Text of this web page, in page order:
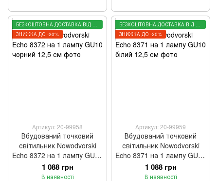
БЕЗКОШТОВНА ДОСТАВКА ВІД 3000 ГРН
ЗНИЖКА ДО -20%
Артикул: 20-99958
Вбудований точковий
світильник Nowodvorski
Echo 8372 на 1 лампу GU10
чорний 12,5 см
1 088 грн
В наявності
БЕЗКОШТОВНА ДОСТАВКА ВІД 3000 ГРН
ЗНИЖКА ДО -20%
Артикул: 20-99959
Вбудований точковий
світильник Nowodvorski
Echo 8371 на 1 лампу GU10
білий 12,5 см
1 088 грн
В наявності